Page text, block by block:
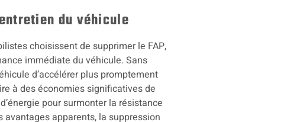
du véhicule
choisissent de supprimer le FAP,
immédiate du véhicule. Sans
d’accélérer plus promptement
à des économies significatives de
pour surmonter la résistance
apparents, la suppression